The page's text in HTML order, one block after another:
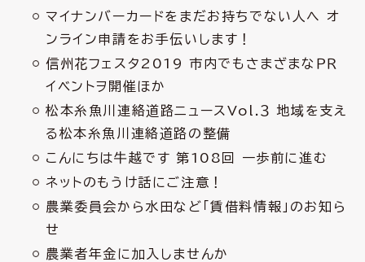
マイナンバーカードをまだお持ちでない人へ オ
ンライン申請をお手伝いします！
信州花フェスタ2019 市内でもさまざまなＰＲ
イベントヲ開催ほか
松本糸魚川連絡道路ニュースVol.３ 地域を支え
る松本糸魚川連絡道路の整備
こんにちは牛越です 第108回 一歩前に進む
ネットのもうけ話にご注意！
農業委員会から水田など「賃借料情報」のお知ら
せ
農業者年金に加入しませんか